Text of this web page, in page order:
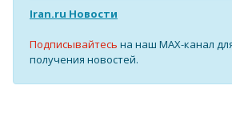
Iran.ru Новости
Подписывайтесь на наш MAX-канал
получения новостей.